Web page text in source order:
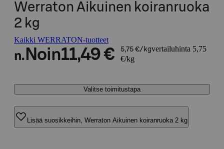
Werraton Aikuinen koiranruoka
2 kg
Kaikki WERRATON-tuotteet
n. Noin11,49 € 5,75 €/kgvertailuhinta 5,75
€/kg
Valitse toimitustapa
Lisää suosikkeihin, Werraton Aikuinen koiranruoka 2 kg